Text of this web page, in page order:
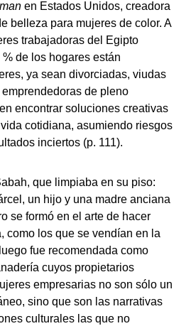
en Estados Unidos, creadora
belleza para mujeres de color. A
trabajadoras del Egipto
de los hogares están
ya sean divorciadas, viudas
de pleno
encontrar soluciones creativas
cotidiana, asumiendo riesgos
inciertos (p. 111).
que limpiaba en su piso:
un hijo y una madre anciana
se formó en el arte de hacer
como los que se vendían en la
fue recomendada como
cuyos propietarios
empresarias no son sólo un
sino que son las narrativas
culturales las que no